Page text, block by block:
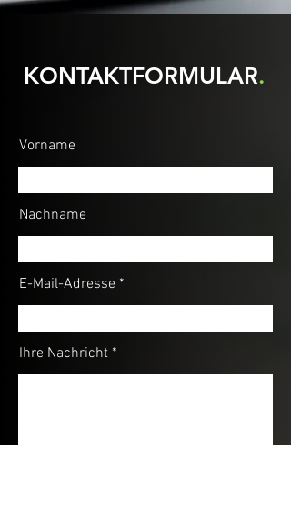
KONTAKTFORMULAR.
Vorname
Nachname
E-Mail-Adresse
Ihre Nachricht